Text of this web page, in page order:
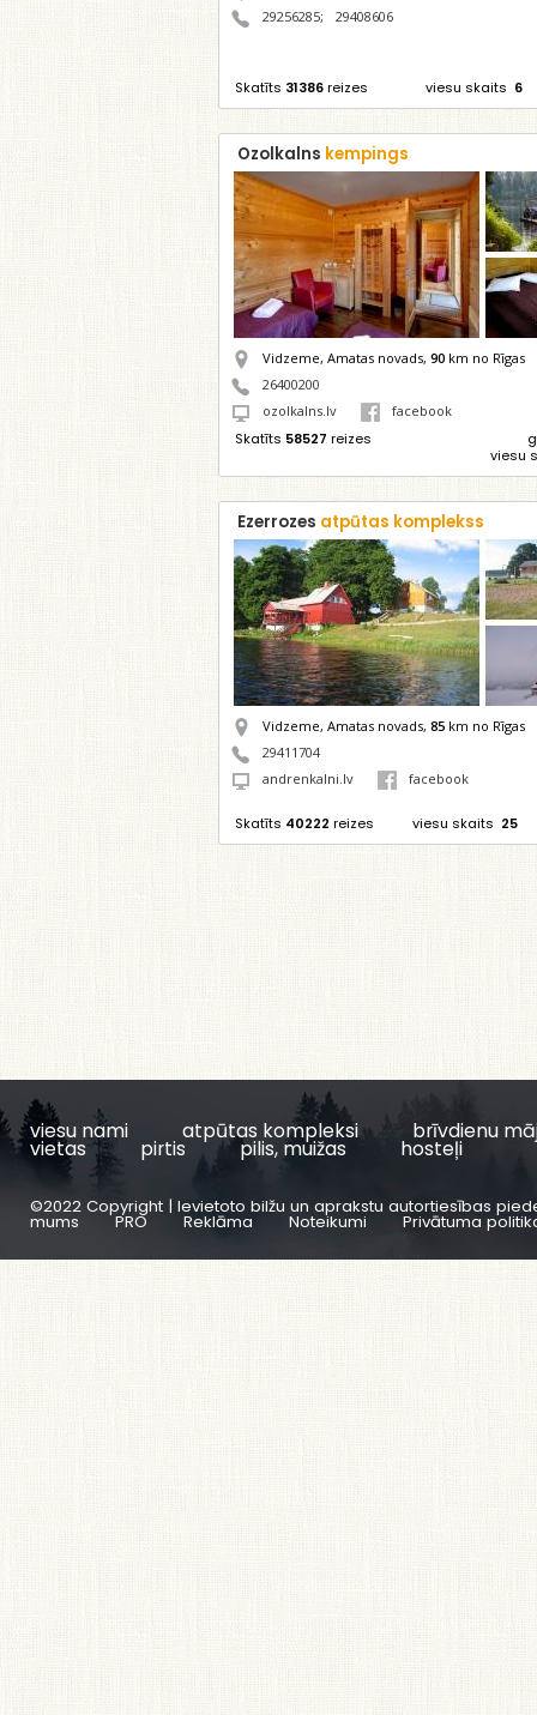
29256285; 29408606
Skatīts 31386reizes viesu skaits 6
Ozolkalns kempings
Vidzeme, Amatas novads, 90 km no Rīgas
26400200
ozolkalns.lv
facebook
Skatīts 58527 reizes
viesu
Ezerrozes atpūtas komplekss
Vidzeme, Amatas novads, 85 km no Rīgas
29411704
andrenkalni.lv
facebook
Skatīts 40222 reizes viesu skaits 25
viesu nami atpūtas kompleksi brīvdienu
vietas pirtis pilis, muižas hosteļi
©2022 Copyright | Ievietoto bilžu un aprakstu autortiesības
mums PRO Reklāma Noteikumi Privātuma